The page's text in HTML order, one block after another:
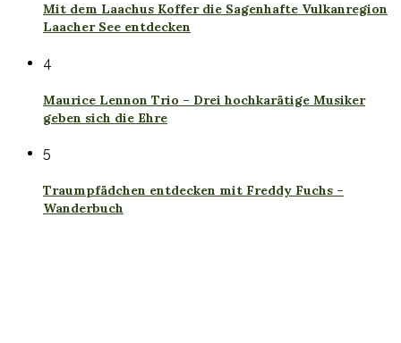
Mit dem Laachus Koffer die Sagenhafte Vulkanregion
Laacher See entdecken
4
Maurice Lennon Trio – Drei hochkarätige Musiker
geben sich die Ehre
5
Traumpfädchen entdecken mit Freddy Fuchs –
Wanderbuch